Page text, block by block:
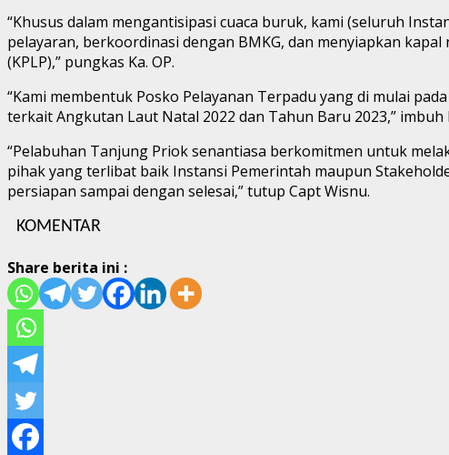
“Khusus dalam mengantisipasi cuaca buruk, kami (seluruh
pelayaran, berkoordinasi dengan BMKG, dan menyiapkan
(KPLP),” pungkas Ka. OP.
“Kami membentuk Posko Pelayanan Terpadu yang di mulai
terkait Angkutan Laut Natal 2022 dan Tahun Baru 2023,” imbuh
“Pelabuhan Tanjung Priok senantiasa berkomitmen untuk
pihak yang terlibat baik Instansi Pemerintah maupun
persiapan sampai dengan selesai,” tutup Capt Wisnu.
KOMENTAR
Share berita ini :